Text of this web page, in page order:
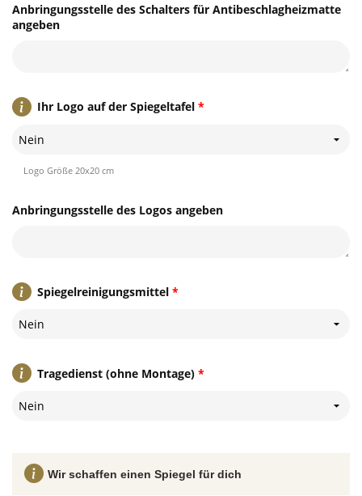
Anbringungsstelle des Schalters für Antibeschlagheizmatte
angeben
*
Ihr Logo auf der Spiegeltafel
Nein
Logo Größe 20x20 cm
Anbringungsstelle des Logos angeben
*
Spiegelreinigungsmittel
Nein
*
Tragedienst (ohne Montage)
Nein
Wir schaffen einen Spiegel für dich